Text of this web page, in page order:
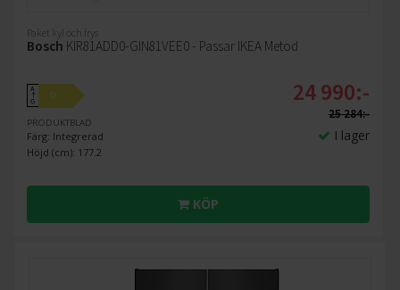
Paket kyl och frys
Bosch KIR81ADD0-GIN81VEE0 - Passar IKEA Metod
A
↑
G
D
PRODUKTBLAD
Färg: Integrerad
Höjd (cm): 177.2
24 990:-
25 284:-
I lager
KÖP